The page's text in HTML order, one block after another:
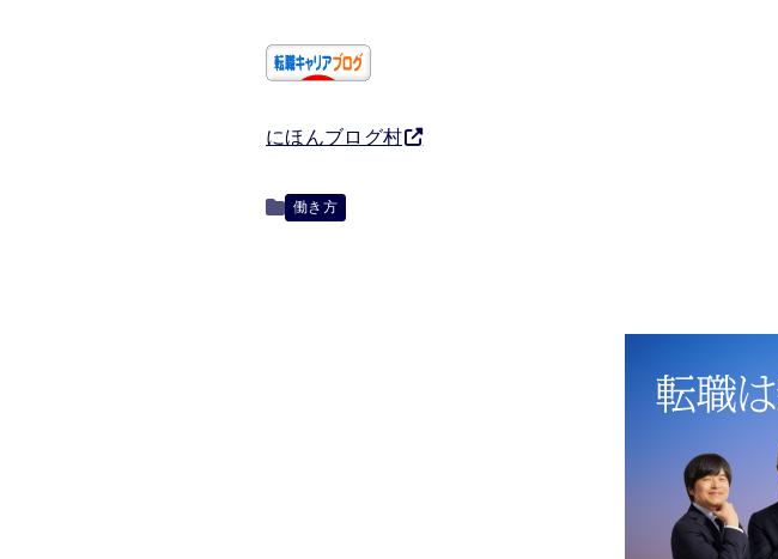
にほんブログ村
働き方